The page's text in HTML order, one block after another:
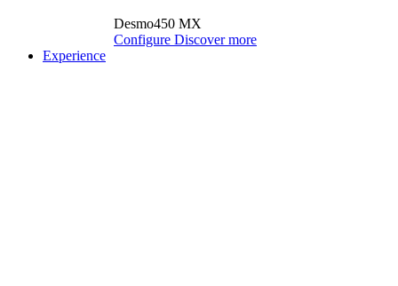
Desmo450 MX
Configure Discover more
Experience